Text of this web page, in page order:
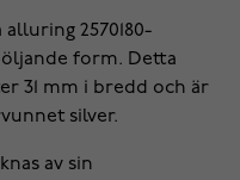
2570180-
form. Detta
31 mm i bredd och är
silver.
av sin